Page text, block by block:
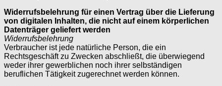
Widerrufsbelehrung für einen Vertrag über die Lieferung
von digitalen Inhalten, die nicht auf einem körperlichen
Datenträger geliefert werden
Widerrufsbelehrung
Verbraucher ist jede natürliche Person, die ein
Rechtsgeschäft zu Zwecken abschließt, die überwiegend
weder ihrer gewerblichen noch ihrer selbständigen
beruflichen Tätigkeit zugerechnet werden können.